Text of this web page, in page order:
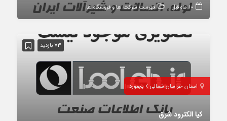
10 ماه قبل فهرست شرکت ها و فروشگاه ها
73 بازدید
استان خراسان شمالی بجنورد
کیا الکترود شرق